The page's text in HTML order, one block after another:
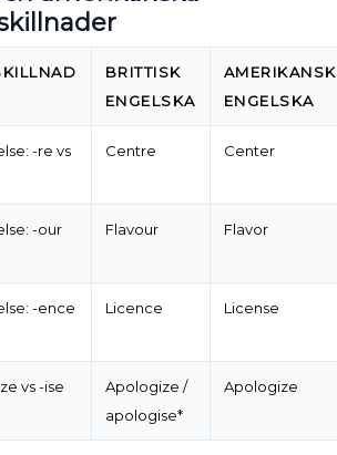
BRITTISK
ENGELSKA
AMERIKANSK
ENGELSKA
-re vs
Centre Center
-our
Flavour Flavor
-ence
Licence License
vs -ise
Apologize /
apologise*
Apologize